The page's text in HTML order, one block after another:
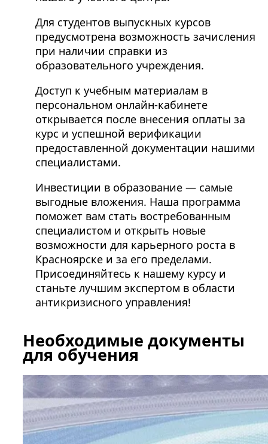
Для студентов выпускных курсов
предусмотрена возможность зачисления
при наличии справки из
образовательного учреждения.
Доступ к учебным материалам в
персональном онлайн-кабинете
открывается после внесения оплаты за
курс и успешной верификации
предоставленной документации нашими
специалистами.
Инвестиции в образование — самые
выгодные вложения. Наша программа
поможет вам стать востребованным
специалистом и открыть новые
возможности для карьерного роста в
Красноярске и за его пределами.
Присоединяйтесь к нашему курсу и
станьте лучшим экспертом в области
антикризисного управления!
Необходимые документы
для обучения